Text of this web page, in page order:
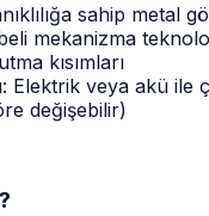
sahip metal
mekanizma
kısımları
Elektrik veya akü ile
değişebilir)